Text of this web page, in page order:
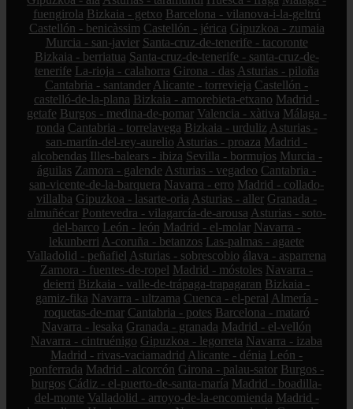
fuengirola Bizkaia - getxo Barcelona - vilanova-i-la-geltrú
Castellón - benicàssim Castellón - jérica Gipuzkoa - zumaia
Murcia - san-javier Santa-cruz-de-tenerife - tacoronte
Bizkaia - berriatua Santa-cruz-de-tenerife - santa-cruz-de-
tenerife La-rioja - calahorra Girona - das Asturias - piloña
Cantabria - santander Alicante - torrevieja Castellón -
castelló-de-la-plana Bizkaia - amorebieta-etxano Madrid -
getafe Burgos - medina-de-pomar Valencia - xàtiva Málaga -
ronda Cantabria - torrelavega Bizkaia - urduliz Asturias -
san-martín-del-rey-aurelio Asturias - proaza Madrid -
alcobendas Illes-balears - ibiza Sevilla - bormujos Murcia -
águilas Zamora - galende Asturias - vegadeo Cantabria -
san-vicente-de-la-barquera Navarra - erro Madrid - collado-
villalba Gipuzkoa - lasarte-oria Asturias - aller Granada -
almuñécar Pontevedra - vilagarcía-de-arousa Asturias - soto-
del-barco León - león Madrid - el-molar Navarra -
lekunberri A-coruña - betanzos Las-palmas - agaete
Valladolid - peñafiel Asturias - sobrescobio álava - asparrena
Zamora - fuentes-de-ropel Madrid - móstoles Navarra -
deierri Bizkaia - valle-de-trápaga-trapagaran Bizkaia -
gamiz-fika Navarra - ultzama Cuenca - el-peral Almería -
roquetas-de-mar Cantabria - potes Barcelona - mataró
Navarra - lesaka Granada - granada Madrid - el-vellón
Navarra - cintruénigo Gipuzkoa - legorreta Navarra - izaba
Madrid - rivas-vaciamadrid Alicante - dénia León -
ponferrada Madrid - alcorcón Girona - palau-sator Burgos -
burgos Cádiz - el-puerto-de-santa-maría Madrid - boadilla-
del-monte Valladolid - arroyo-de-la-encomienda Madrid -